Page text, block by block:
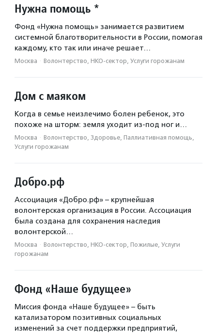
Нужна помощь *
Фонд «Нужна помощь» занимается развитием
системной благотворительности в России, помогая
каждому, кто так или иначе решает…
Москва · Волонтерство, НКО-сектор, Услуги горожанам
Дом с маяком
Когда в семье неизлечимо болен ребенок, это
похоже на шторм: земля уходит из-под ног и…
Москва · Волонтерство, Здоровье, Паллиативная помощь,
Услуги горожанам
Добро.рф
Ассоциация «Добро.рф» – крупнейшая
волонтерская организация в России. Ассоциация
была создана для сохранения наследия
волонтерской…
Москва · Волонтерство, НКО-сектор, Пожилые, Услуги
горожанам
Фонд «Наше будущее»
Миссия фонда «Наше будущее» – быть
катализатором позитивных социальных
изменений за счет поддержки предприятий,